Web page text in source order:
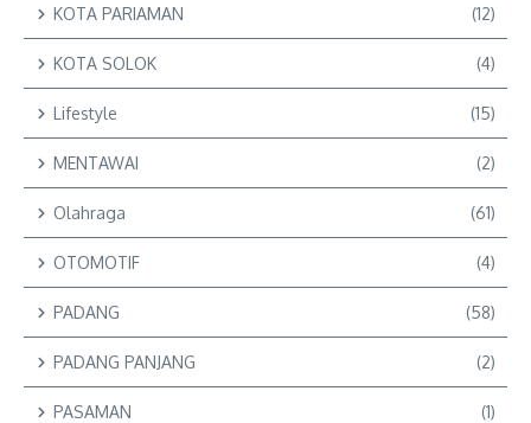
KOTA PARIAMAN (12)
KOTA SOLOK (4)
Lifestyle (15)
MENTAWAI (2)
Olahraga (61)
OTOMOTIF (4)
PADANG (58)
PADANG PANJANG (2)
PASAMAN (1)